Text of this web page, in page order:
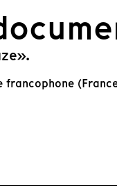
francophone